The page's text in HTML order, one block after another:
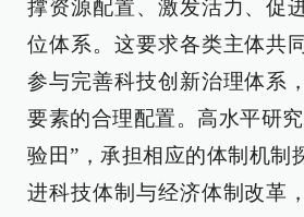
撑资源配置、激发活力、促
位体系。这要求各类主体共
参与完善科技创新治理体系
要素的合理配置。高水平研
验田”，承担相应的体制机制
进科技体制与经济体制改革